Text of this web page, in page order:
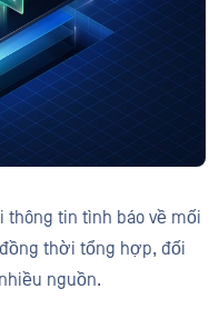
thông tin tình báo về mối
thời tổng hợp, đối
nguồn.